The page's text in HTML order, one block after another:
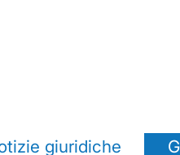
giuridiche